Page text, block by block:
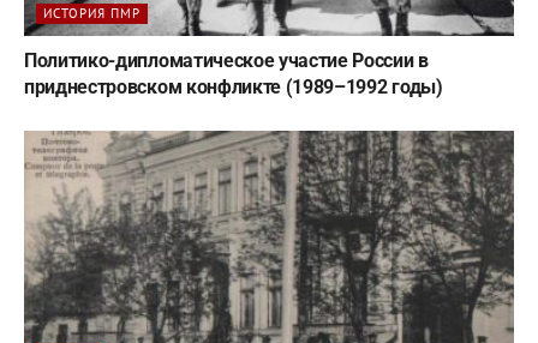
ИСТОРИЯ ПМР
Политико-дипломатическое участие России в
приднестровском конфликте (1989–1992 годы)